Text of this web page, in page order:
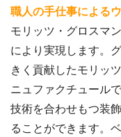
職人の手仕事による
モリッツ・グロスマ
により実現します。
きく貢献したモリッ
ニュファクチュール
技術を合わせもつ装
ることができます。